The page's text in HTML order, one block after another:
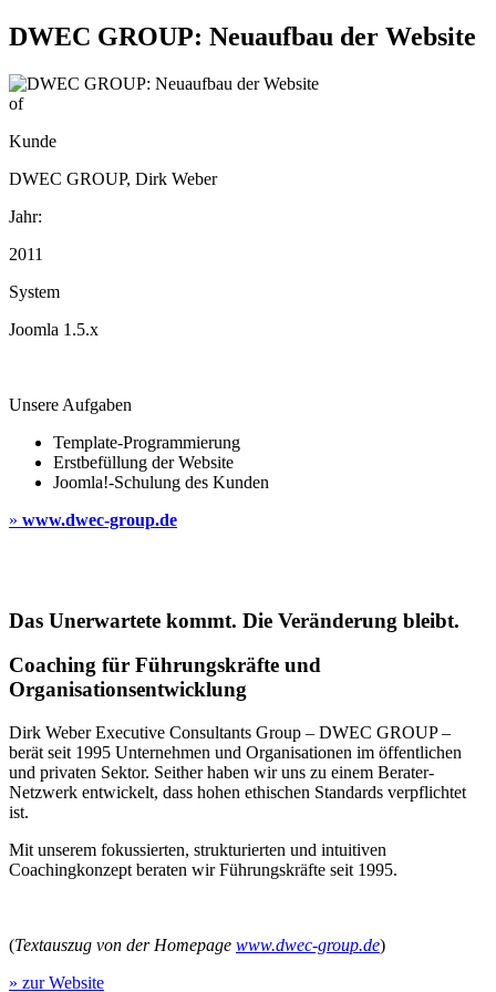
DWEC GROUP: Neuaufbau der Website
of
Kunde
DWEC GROUP, Dirk Weber
Jahr:
2011
System
Joomla 1.5.x
Unsere Aufgaben
Template-Programmierung
Erstbefüllung der Website
Joomla!-Schulung des Kunden
» www.dwec-group.de
Das Unerwartete kommt. Die Veränderung bleibt.
Coaching für Führungskräfte und
Organisationsentwicklung
Dirk Weber Executive Consultants Group – DWEC GROUP –
berät seit 1995 Unternehmen und Organisationen im öffentlichen
und privaten Sektor. Seither haben wir uns zu einem Berater-
Netzwerk entwickelt, dass hohen ethischen Standards verpflichtet
ist.
Mit unserem fokussierten, strukturierten und intuitiven
Coachingkonzept beraten wir Führungskräfte seit 1995.
(Textauszug von der Homepage www.dwec-group.de)
» zur Website